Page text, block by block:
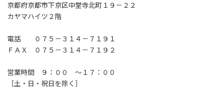
京都府京都市下京区中堂寺北町１９－２２
カヤマハイツ２階
電話 ０７５－３１４－７１９１
ＦＡＸ ０７５－３１４－７１９２
営業時間 ９：００ ～１７：００
［土・日・祝日を除く］